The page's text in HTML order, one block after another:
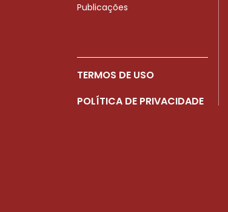
Publicações
TERMOS DE USO
POLÍTICA DE PRIVACIDADE